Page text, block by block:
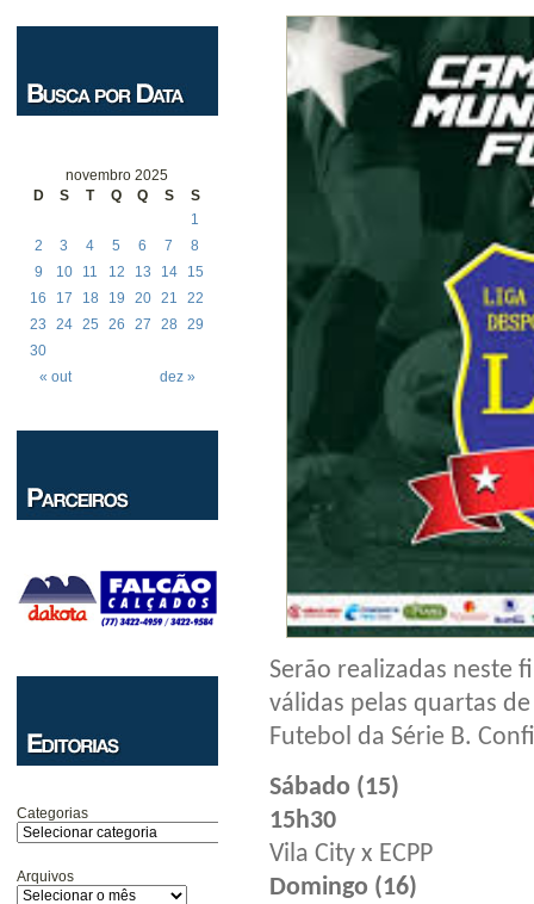
novembro 2025
D
S T Q Q S S
« out dez »
1
2
3 4 5 6 7
8
9
10 11 12 13 14
15
16
17 18 19 20 21
22
23
24 25 26 27 28
29
30
Categorias
Arquivos
Serão realizadas neste
válidas pelas quartas
Futebol da Série B.
Sábado (15)
15h30
Vila City x ECPP
Domingo (16)